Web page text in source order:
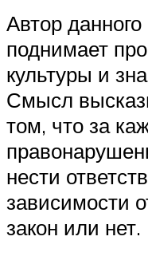
Автор
поднимает
культуры и
Смысл
том, что за
нести
зависимости
закон или нет.